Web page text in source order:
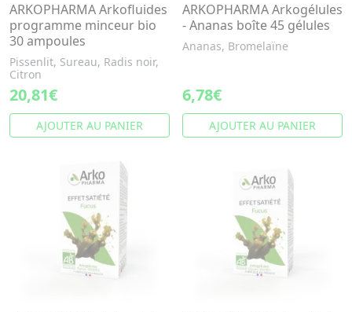
ARKOPHARMA Arkofluides
programme minceur bio
30 ampoules
Pissenlit, Sureau, Radis noir,
Citron
20,81€
AJOUTER AU PANIER
ARKOPHARMA Arkogélules
- Ananas boîte 45 gélules
Ananas, Bromelaïne
6,78€
AJOUTER AU PANIER